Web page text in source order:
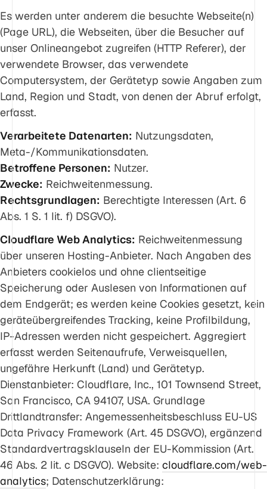
Es werden unter anderem die besuchte Webseite(n)
(Page URL), die Webseiten, über die Besucher auf
unser Onlineangebot zugreifen (HTTP Referer), der
verwendete Browser, das verwendete
Computersystem, der Gerätetyp sowie Angaben zum
Land, Region und Stadt, von denen der Abruf erfolgt,
erfasst.
Verarbeitete Datenarten: Nutzungsdaten,
Meta-/Kommunikationsdaten.
Betroffene Personen: Nutzer.
Zwecke: Reichweitenmessung.
Rechtsgrundlagen: Berechtigte Interessen (Art. 6
Abs. 1 S. 1 lit. f) DSGVO).
Cloudflare Web Analytics: Reichweitenmessung
über unseren Hosting-Anbieter. Nach Angaben des
Anbieters cookielos und ohne clientseitige
Speicherung oder Auslesen von Informationen auf
dem Endgerät; es werden keine Cookies gesetzt, kein
geräteübergreifendes Tracking, keine Profilbildung,
IP-Adressen werden nicht gespeichert. Aggregiert
erfasst werden Seitenaufrufe, Verweisquellen,
ungefähre Herkunft (Land) und Gerätetyp.
Dienstanbieter: Cloudflare, Inc., 101 Townsend Street,
San Francisco, CA 94107, USA. Grundlage
Drittlandtransfer: Angemessenheitsbeschluss EU-US
Data Privacy Framework (Art. 45 DSGVO), ergänzend
Standardvertragsklauseln der EU-Kommission (Art.
46 Abs. 2 lit. c DSGVO). Website: cloudflare.com/web-
analytics; Datenschutzerklärung: